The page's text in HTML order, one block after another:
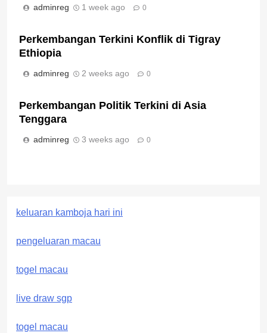
adminreg 1 week ago 0
Perkembangan Terkini Konflik di Tigray
Ethiopia
adminreg 2 weeks ago 0
Perkembangan Politik Terkini di Asia
Tenggara
adminreg 3 weeks ago 0
keluaran kamboja hari ini
pengeluaran macau
togel macau
live draw sgp
togel macau